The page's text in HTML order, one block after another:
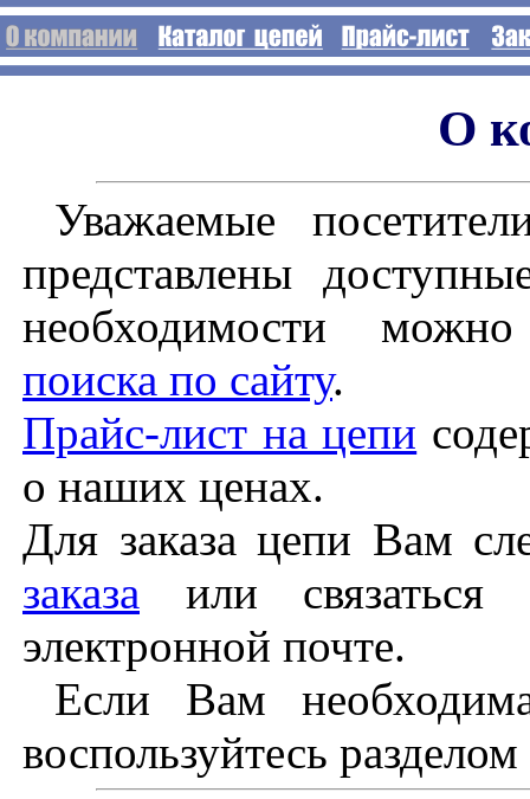
О
Уважаемые
представлены
необходимости можно
поиска по сайту.
Прайс-лист на цепи
о наших ценах.
Для заказа цепи Вам
заказа или
электронной почте.
Если Вам
воспользуйтесь разделом